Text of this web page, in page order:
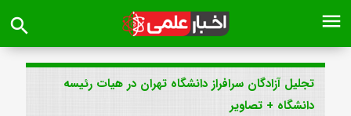
menu
search
تجلیل آزادگان سرافراز دانشگاه تهران در هیات رئیسه
دانشگاه + تصاویر